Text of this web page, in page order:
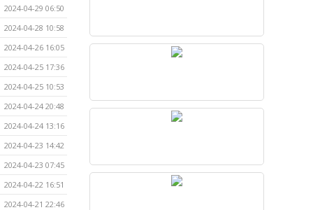
2024-04-29 06:50
2024-04-28 10:58
2024-04-26 16:05
2024-04-25 17:36
2024-04-25 10:53
2024-04-24 20:48
2024-04-24 13:16
2024-04-23 14:42
2024-04-23 07:45
2024-04-22 16:51
2024-04-21 22:46